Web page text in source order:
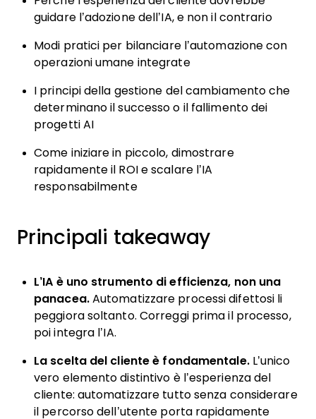
guidare l’adozione dell’IA, e non il contrario
Modi pratici per bilanciare l’automazione con
operazioni umane integrate
I principi della gestione del cambiamento che
determinano il successo o il fallimento dei
progetti AI
Come iniziare in piccolo, dimostrare
rapidamente il ROI e scalare l’IA
responsabilmente
Principali takeaway
L’IA è uno strumento di efficienza, non una
panacea.Automatizzare processi difettosi li
peggiora soltanto. Correggi prima il processo,
poi integra l’IA.
La scelta del cliente è fondamentale.L’unico
vero elemento distintivo è l’esperienza del
cliente: automatizzare tutto senza considerare
il percorso dell’utente porta rapidamente